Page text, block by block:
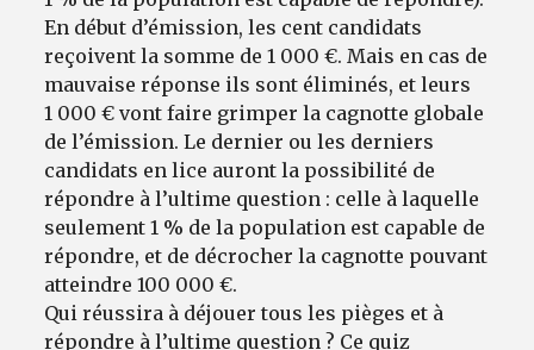
En début d’émission, les cent candidats
reçoivent la somme de 1 000 €. Mais en cas de
mauvaise réponse ils sont éliminés, et leurs
1 000 € vont faire grimper la cagnotte globale
de l’émission. Le dernier ou les derniers
candidats en lice auront la possibilité de
répondre à l’ultime question : celle à laquelle
seulement 1 % de la population est capable de
répondre, et de décrocher la cagnotte pouvant
atteindre 100 000 €.
Qui réussira à déjouer tous les pièges et à
répondre à l’ultime question ? Ce quiz